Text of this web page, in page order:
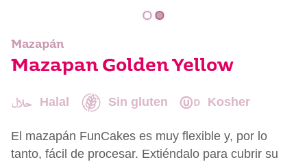
Mazapán
Mazapan Golden Yellow
Halal Sin gluten Kosher
El mazapán FunCakes es muy flexible y, por lo
tanto, fácil de procesar. Extiéndalo para cubrir su